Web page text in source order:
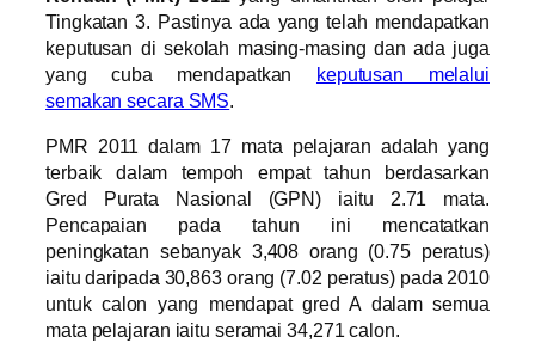
Tingkatan 3. Pastinya ada yang telah mendapatkan
keputusan di sekolah masing-masing dan ada juga
yang cuba mendapatkan keputusan melalui
semakan secara SMS.
PMR 2011 dalam 17 mata pelajaran adalah yang
terbaik dalam tempoh empat tahun berdasarkan
Gred Purata Nasional (GPN) iaitu 2.71 mata.
Pencapaian pada tahun ini mencatatkan
peningkatan sebanyak 3,408 orang (0.75 peratus)
iaitu daripada 30,863 orang (7.02 peratus) pada 2010
untuk calon yang mendapat gred A dalam semua
mata pelajaran iaitu seramai 34,271 calon.